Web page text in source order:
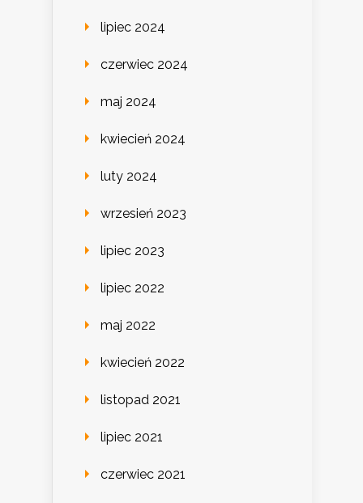
lipiec 2024
czerwiec 2024
maj 2024
kwiecień 2024
luty 2024
wrzesień 2023
lipiec 2023
lipiec 2022
maj 2022
kwiecień 2022
listopad 2021
lipiec 2021
czerwiec 2021